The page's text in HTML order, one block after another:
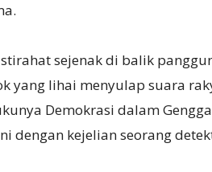
sejenak di balik
yang lihai menyulap suara
Demokrasi dalam
dengan kejelian seorang